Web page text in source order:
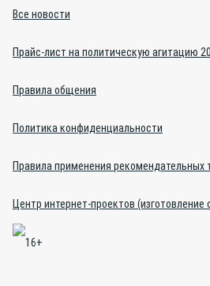
Все новости
Прайс-лист на политическую агитацию
Правила общения
Политика конфиденциальности
Правила применения рекомендательных
Центр интернет-проектов (изготовление